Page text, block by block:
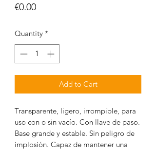
€0.00Price
Quantity *
Add to Cart
Transparente, ligero, irrompible, para
uso con o sin vacío. Con llave de paso.
Base grande y estable. Sin peligro de
implosión. Capaz de mantener una